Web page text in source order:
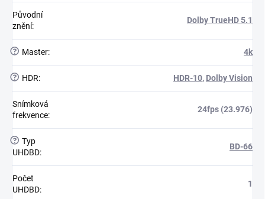
Původní
znění:
Dolby TrueHD 5.1
? Master: 4k
? HDR: HDR-10, Dolby Vision
Snímková
frekvence:
24fps (23.976)
? Typ
UHDBD:
BD-66
Počet
UHDBD:
1